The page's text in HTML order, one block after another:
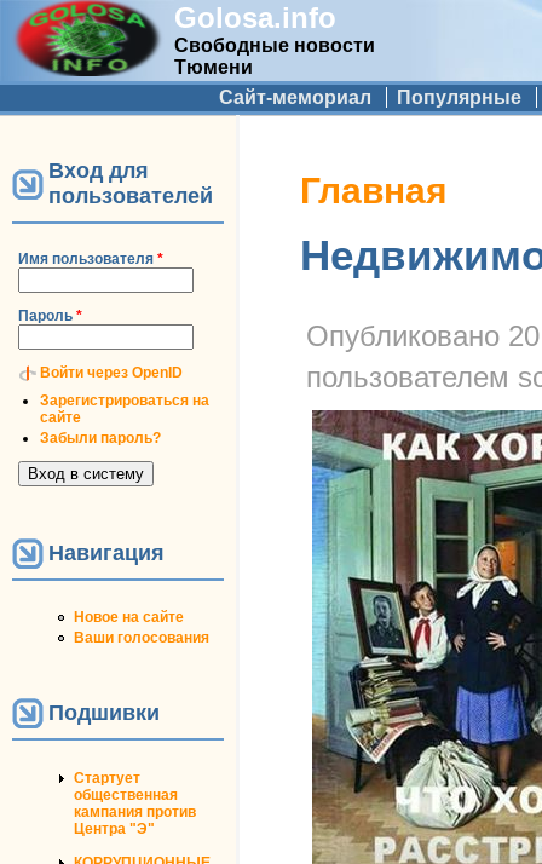
Golosa.info
Свободные новости
Тюмени
Дополнительное меню
Сайт-мемориал Популярные
Вход для
пользователей
Имя пользователя *
Пароль *
Войти через OpenID
Зарегистрироваться на
сайте
Забыли пароль?
Навигация
Новое на сайте
Ваши голосования
Подшивки
Стартует
общественная
кампания против
Центра "Э"
Вы здесь
Главная
Опубликовано
пользователем